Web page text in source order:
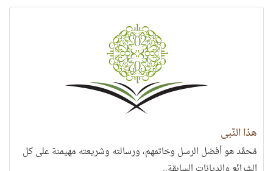
هذا النَّبي
مُحمَّد هو أفضل الرسل وخاتمهم، ورسالته وشريعته مهيمنة على كل